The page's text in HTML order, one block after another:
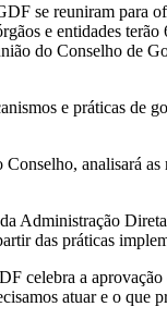
se reuniram
e entidades
do Conselho de
e práticas de
analisará
Administração
das práticas
celebra a
atuar e o